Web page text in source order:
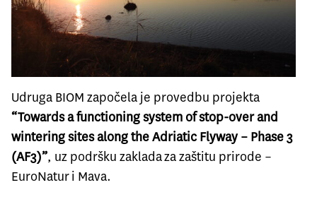
Udruga BIOM započela je provedbu projekta
“Towards a functioning system of stop-over and
wintering sites along the Adriatic Flyway – Phase 3
(AF3)”, uz podršku zaklada za zaštitu prirode –
EuroNaturi Mava.